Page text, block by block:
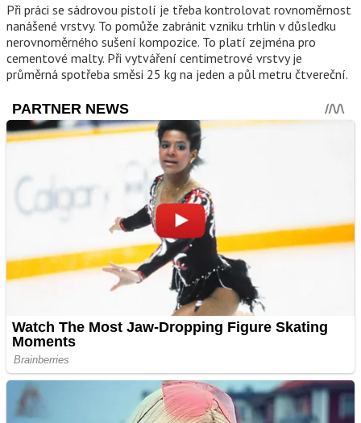
Při práci se sádrovou pistolí je třeba kontrolovat rovnoměrnost
nanášené vrstvy. To pomůže zabránit vzniku trhlin v důsledku
nerovnoměrného sušení kompozice. To platí zejména pro
cementové malty. Při vytváření centimetrové vrstvy je
průměrná spotřeba směsi 25 kg na jeden a půl metru čtvereční.